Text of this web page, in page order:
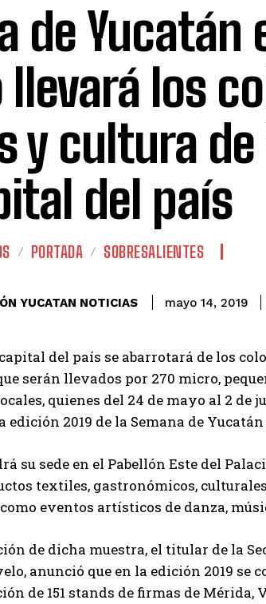
de Yucatán
los
y cultura de
del país
PORTADA SOBRESALIENTES
YUCATAN NOTICIAS mayo 14, 2019
del país se abarrotará de los
serán llevados por 270 micro,
quienes del 24 de mayo al 2
2019 de la Semana de
su sede en el Pabellón Este del
textiles, gastronómicos,
eventos artísticos de danza,
de dicha muestra, el titular de la
anunció que en la edición 2019
de 151 stands de firmas de